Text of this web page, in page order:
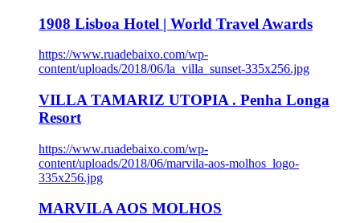
1908 Lisboa Hotel | World Travel Awards
https://www.ruadebaixo.com/wp-
content/uploads/2018/06/la_villa_sunset-335x256.jpg
VILLA TAMARIZ UTOPIA . Penha Longa
Resort
https://www.ruadebaixo.com/wp-
content/uploads/2018/06/marvila-aos-molhos_logo-
335x256.jpg
MARVILA AOS MOLHOS